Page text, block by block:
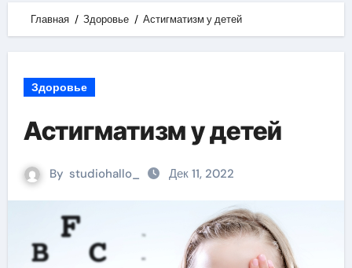
Главная Здоровье Астигматизм у детей
Здоровье
Астигматизм у детей
By studiohallo_ Дек 11, 2022